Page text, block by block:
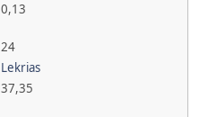
0,13
24
Lekrias
37,35